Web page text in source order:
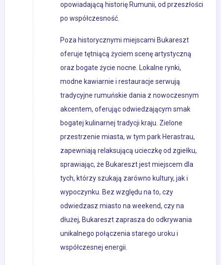
opowiadającą historię Rumunii, od przeszłości
po współczesność.
Poza historycznymi miejscami Bukareszt
oferuje tętniącą życiem scenę artystyczną
oraz bogate życie nocne. Lokalne rynki,
modne kawiarnie i restauracje serwują
tradycyjne rumuńskie dania z nowoczesnym
akcentem, oferując odwiedzającym smak
bogatej kulinarnej tradycji kraju. Zielone
przestrzenie miasta, w tym park Herastrau,
zapewniają relaksującą ucieczkę od zgiełku,
sprawiając, że Bukareszt jest miejscem dla
tych, którzy szukają zarówno kultury, jak i
wypoczynku. Bez względu na to, czy
odwiedzasz miasto na weekend, czy na
dłużej, Bukareszt zaprasza do odkrywania
unikalnego połączenia starego uroku i
współczesnej energii.